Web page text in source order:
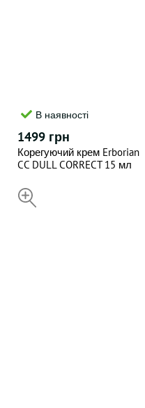
В наявності
1499 грн
Корегуючий крем Erborian
CC DULL CORRECT 15 мл